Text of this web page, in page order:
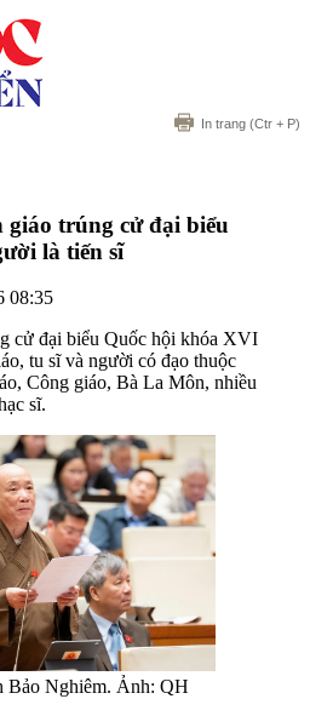
In trang (Ctr + P)
giáo trúng cử đại biểu
là tiến sĩ
08:35
cử đại biểu Quốc hội khóa XVI
tu sĩ và người có đạo thuộc
Công giáo, Bà La Môn, nhiều
sĩ.
Bảo Nghiêm. Ảnh: QH